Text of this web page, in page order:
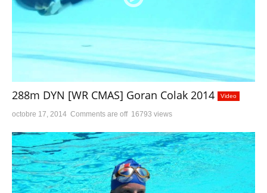
288m DYN [WR CMAS] Goran Colak 2014 Video
octobre 17, 2014 Comments are off 16793 views